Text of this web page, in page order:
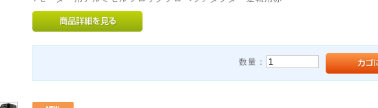
数量：